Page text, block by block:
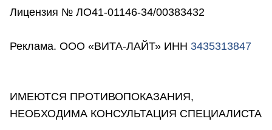
Лицензия № ЛО41-01146-34/00383432
Реклама. ООО «ВИТА-ЛАЙТ» ИНН 3435313847
ИМЕЮТСЯ ПРОТИВОПОКАЗАНИЯ,
НЕОБХОДИМА КОНСУЛЬТАЦИЯ СПЕЦИАЛИСТА